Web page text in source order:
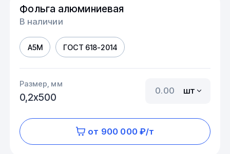
Фольга алюминиевая
В наличии
А5М ГОСТ 618-2014
Размер, мм
0,2х500
шт
от 900 000 ₽/т